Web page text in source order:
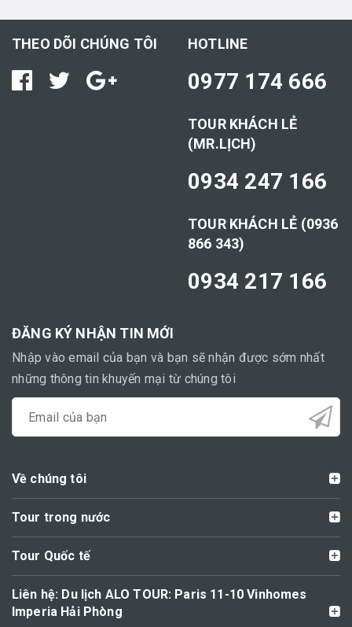
THEO DÕI CHÚNG TÔI HOTLINE
0977 174 666
TOUR KHÁCH LẺ
(MR.LỊCH)
0934 247 166
TOUR KHÁCH LẺ (0936
866 343)
0934 217 166
ĐĂNG KÝ NHẬN TIN MỚI
Nhập vào email của bạn và bạn sẽ nhận được sớm nhất
những thông tin khuyến mại từ chúng tôi
Về chúng tôi
Tour trong nước
Tour Quốc tế
Liên hệ: Du lịch ALO TOUR: Paris 11-10 Vinhomes
Imperia Hải Phòng